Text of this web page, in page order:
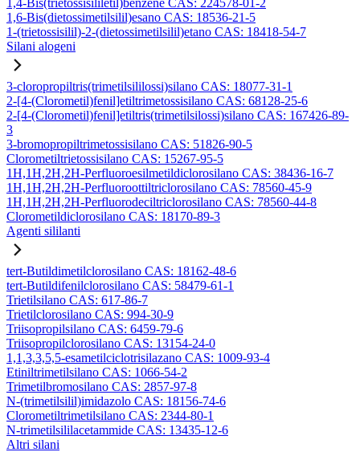
1,4-Bis(trietossisililetil)benzene CAS: 224578-01-2
1,6-Bis(dietossimetilsilil)esano CAS: 18536-21-5
1-(trietossisilil)-2-(dietossimetilsilil)etano CAS: 18418-54-7
Silani alogeni
3-cloropropiltris(trimetilsililossi)silano CAS: 18077-31-1
2-[4-(Clorometil)fenil]etiltrimetossisilano CAS: 68128-25-6
2-[4-(Clorometil)fenil]etiltris(trimetilsilossi)silano CAS: 167426-89-
3
3-bromopropiltrimetossisilano CAS: 51826-90-5
Clorometiltrietossisilano CAS: 15267-95-5
1H,1H,2H,2H-Perfluoroesilmetildiclorosilano CAS: 38436-16-7
1H,1H,2H,2H-Perfluoroottiltriclorosilano CAS: 78560-45-9
1H,1H,2H,2H-Perfluorodeciltriclorosilano CAS: 78560-44-8
Clorometildiclorosilano CAS: 18170-89-3
Agenti sililanti
tert-Butildimetilclorosilano CAS: 18162-48-6
tert-Butildifenilclorosilano CAS: 58479-61-1
Trietilsilano CAS: 617-86-7
Trietilclorosilano CAS: 994-30-9
Triisopropilsilano CAS: 6459-79-6
Triisopropilclorosilano CAS: 13154-24-0
1,1,3,3,5,5-esametilciclotrisilazano CAS: 1009-93-4
Etiniltrimetilsilano CAS: 1066-54-2
Trimetilbromosilano CAS: 2857-97-8
N-(trimetilsilil)imidazolo CAS: 18156-74-6
Clorometiltrimetilsilano CAS: 2344-80-1
N-trimetilsililacetammide CAS: 13435-12-6
Altri silani